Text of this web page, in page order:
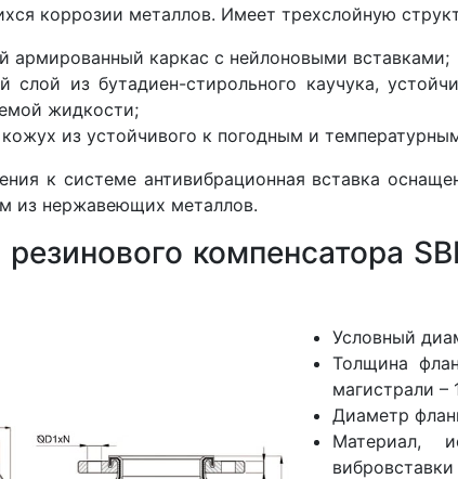
коррозии металлов. Имеет трехслойную
армированный каркас с нейлоновыми вставками;
слой из бутадиен-стирольного каучука,
жидкости;
из устойчивого к погодным и
к системе антивибрационная вставка
из нержавеющих металлов.
компенсатора
Условный
Толщина
магистрали –
Диаметр
Материал,
вибровставки